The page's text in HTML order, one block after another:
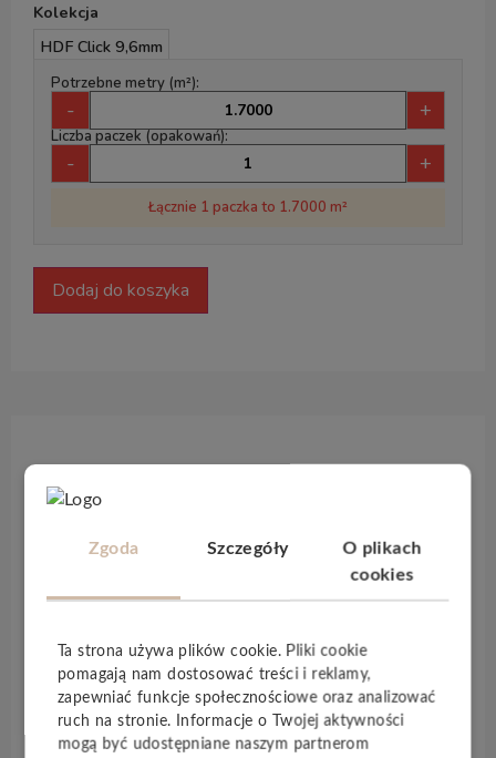
Kolekcja
HDF Click 9,6mm
Potrzebne metry (m²):
- +
Liczba paczek (opakowań):
- +
Łącznie 1 paczka to 1.7000 m²
Dodaj do koszyka
Opis produktu
Designböden 340
jest serią podłóg, doskonale
odwzorowującą kolorystykę drewna oraz płytek
wytrzymałą strukturą podłogi. Niezwykle
wytrzymała warstwa użytkowa0,4 mmgwarantuje
satysfakcję z wieloletniego użytkowania podłogi
nawet w najbardziej ekstremalnych
warunkach. Kolekcja spełnia najwyższe standardy
Zgoda Szczegóły
O plikach
cookies
Ta strona używa plików cookie. Pliki cookie
pomagają nam dostosować treści i reklamy,
zapewniać funkcje społecznościowe oraz analizować
ruch na stronie. Informacje o Twojej aktywności
mogą być udostępniane naszym partnerom